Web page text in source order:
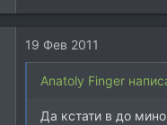
19 Фев 2011
Anatoly Finger
Да кстати в до